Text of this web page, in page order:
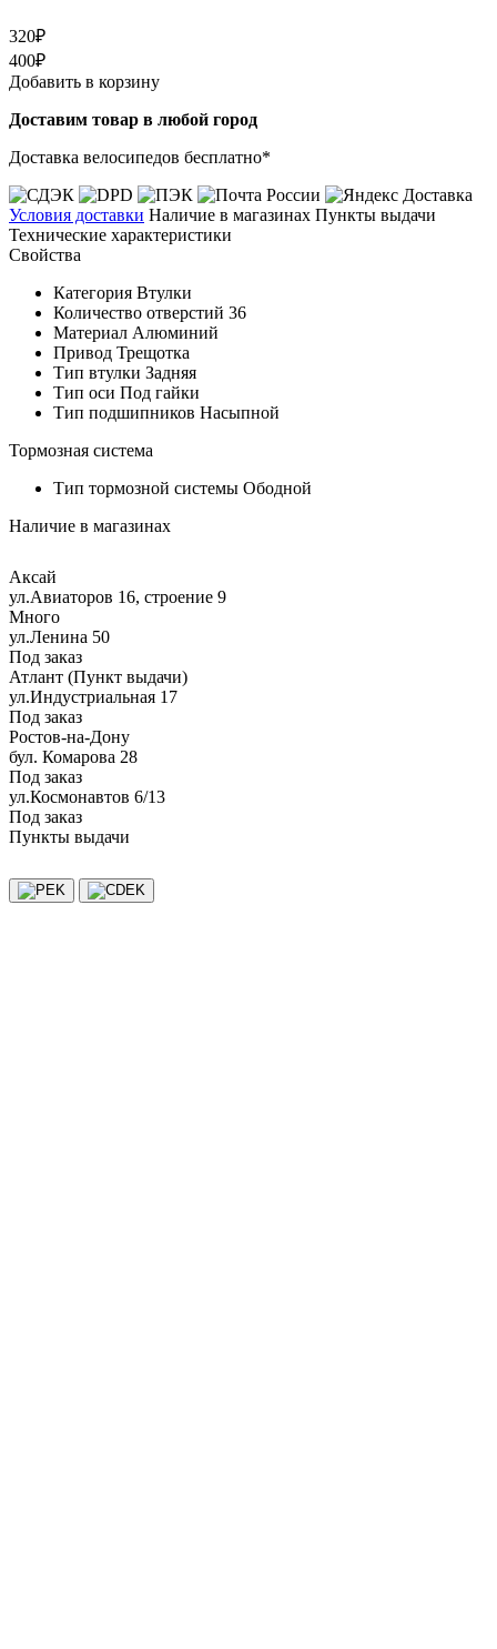
320₽
400₽
Добавить в корзину
Доставим товар в любой город
Доставка велосипедов бесплатно*
Условия доставки Наличие в магазинах Пункты выдачи
Технические характеристики
Свойства
Категория Втулки
Количество отверстий 36
Материал Алюминий
Привод Трещотка
Тип втулки Задняя
Тип оси Под гайки
Тип подшипников Насыпной
Тормозная система
Тип тормозной системы Ободной
Наличие в магазинах
Аксай
ул.Авиаторов 16, строение 9
Много
ул.Ленина 50
Под заказ
Атлант (Пункт выдачи)
ул.Индустриальная 17
Под заказ
Ростов-на-Дону
бул. Комарова 28
Под заказ
ул.Космонавтов 6/13
Под заказ
Пункты выдачи